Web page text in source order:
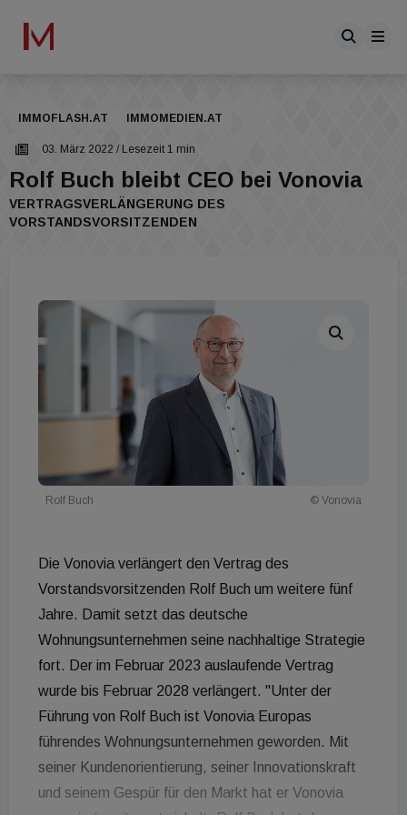
IMMOFLASH.AT IMMOMEDIEN.AT
03. März 2022 / Lesezeit 1 min
Rolf Buch bleibt CEO bei Vonovia
VERTRAGSVERLÄNGERUNG DES
VORSTANDSVORSITZENDEN
Rolf Buch © Vonovia
Die Vonovia verlängert den Vertrag des
Vorstandsvorsitzenden Rolf Buch um weitere fünf
Jahre. Damit setzt das deutsche
Wohnungsunternehmen seine nachhaltige Strategie
fort. Der im Februar 2023 auslaufende Vertrag
wurde bis Februar 2028 verlängert. "Unter der
Führung von Rolf Buch ist Vonovia Europas
führendes Wohnungsunternehmen geworden. Mit
seiner Kundenorientierung, seiner Innovationskraft
und seinem Gespür für den Markt hat er Vonovia